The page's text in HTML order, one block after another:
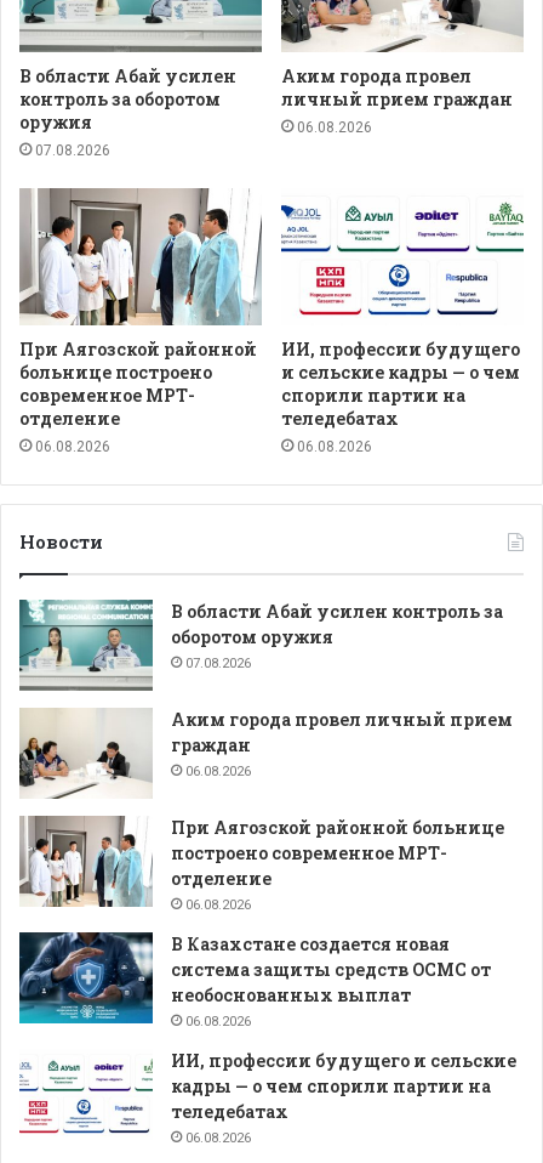
В области Абай усилен
контроль за оборотом
оружия
07.08.2026
Аким города провел
личный прием граждан
06.08.2026
При Аягозской районной
больнице построено
современное МРТ-
отделение
06.08.2026
ИИ, профессии будущего
и сельские кадры — о чем
спорили партии на
теледебатах
06.08.2026
Новости
В области Абай усилен контроль за
оборотом оружия
07.08.2026
Аким города провел личный прием
граждан
06.08.2026
При Аягозской районной больнице
построено современное МРТ-
отделение
06.08.2026
В Казахстане создается новая
система защиты средств ОСМС от
необоснованных выплат
06.08.2026
ИИ, профессии будущего и сельские
кадры — о чем спорили партии на
теледебатах
06.08.2026